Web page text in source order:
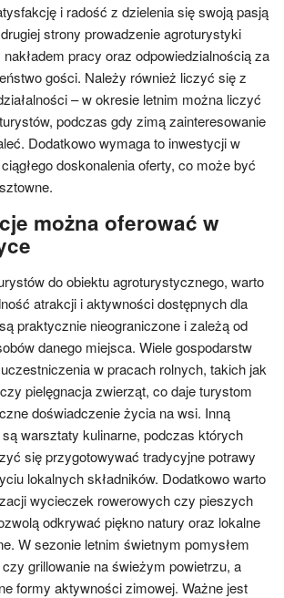
i radość z dzielenia się swoją pasją
strony prowadzenie agroturystyki
pracy oraz odpowiedzialnością za
gości. Należy również liczyć się z
– w okresie letnim można liczyć
podczas gdy zimą zainteresowanie
Dodatkowo wymaga to inwestycji w
doskonalenia oferty, co może być
można oferować w
do obiektu agroturystycznego, warto
atrakcji i aktywności dostępnych dla
praktycznie nieograniczone i zależą od
danego miejsca. Wiele gospodarstw
w pracach rolnych, takich jak
pielęgnacja zwierząt, co daje turystom
doświadczenie życia na wsi. Inną
warsztaty kulinarne, podczas których
się przygotowywać tradycyjne potrawy
lokalnych składników. Dodatkowo warto
wycieczek rowerowych czy pieszych
odkrywać piękno natury oraz lokalne
W sezonie letnim świetnym pomysłem
grillowanie na świeżym powietrzu, a
formy aktywności zimowej. Ważne jest